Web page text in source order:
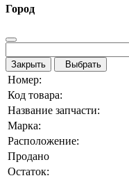
Город
Закрыть Выбрать
Номер:
Код товара:
Название запчасти:
Марка:
Расположение:
Продано
Остаток: